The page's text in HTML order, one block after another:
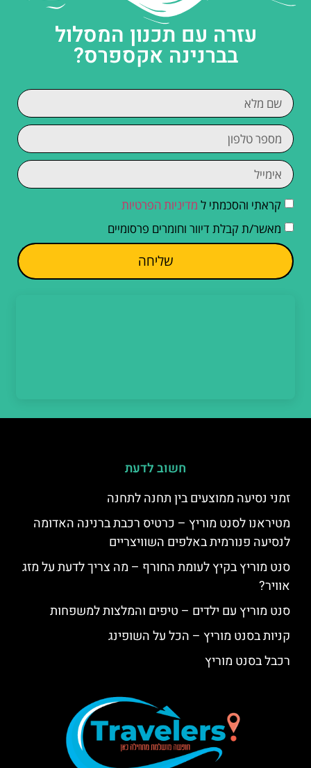
עזרה עם תכנון המסלול
בברנינה אקספרס?
קראתי והסכמתי ל מדיניות הפרטיות
מאשר/ת קבלת דיוור וחומרים פרסומיים
שליחה
חשוב לדעת
זמני נסיעה ממוצעים בין תחנה לתחנה
מטיראנו לסנט מוריץ – כרטיס רכבת ברנינה האדומה
לנסיעה פנורמית באלפים השוויצריים
סנט מוריץ בקיץ לעומת החורף – מה צריך לדעת על מזג
אוויר?
סנט מוריץ עם ילדים – טיפים והמלצות למשפחות
קניות בסנט מוריץ – הכל על השופינג
רכבל בסנט מוריץ